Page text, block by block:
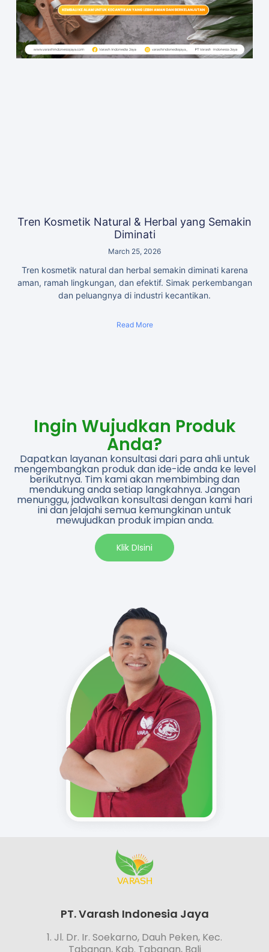
Tren Kosmetik Natural & Herbal yang Semakin
Diminati
March 25, 2026
Tren kosmetik natural dan herbal semakin diminati karena
aman, ramah lingkungan, dan efektif. Simak perkembangan
dan peluangnya di industri kecantikan.
Read More
Ingin Wujudkan Produk
Anda?
Dapatkan layanan konsultasi dari para ahli untuk
mengembangkan produk dan ide-ide anda ke level
berikutnya. Tim kami akan membimbing dan
mendukung anda setiap langkahnya. Jangan
menunggu, jadwalkan konsultasi dengan kami hari
ini dan jelajahi semua kemungkinan untuk
mewujudkan produk impian anda.​
Klik DIsini
PT. Varash Indonesia Jaya
1. Jl. Dr. Ir. Soekarno, Dauh Peken, Kec.